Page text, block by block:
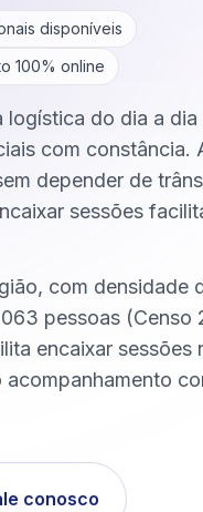
disponíveis
100% online
logística do dia a dia
com constância.
depender de
sessões
com densidade
pessoas (Censo
encaixar sessões
conosco